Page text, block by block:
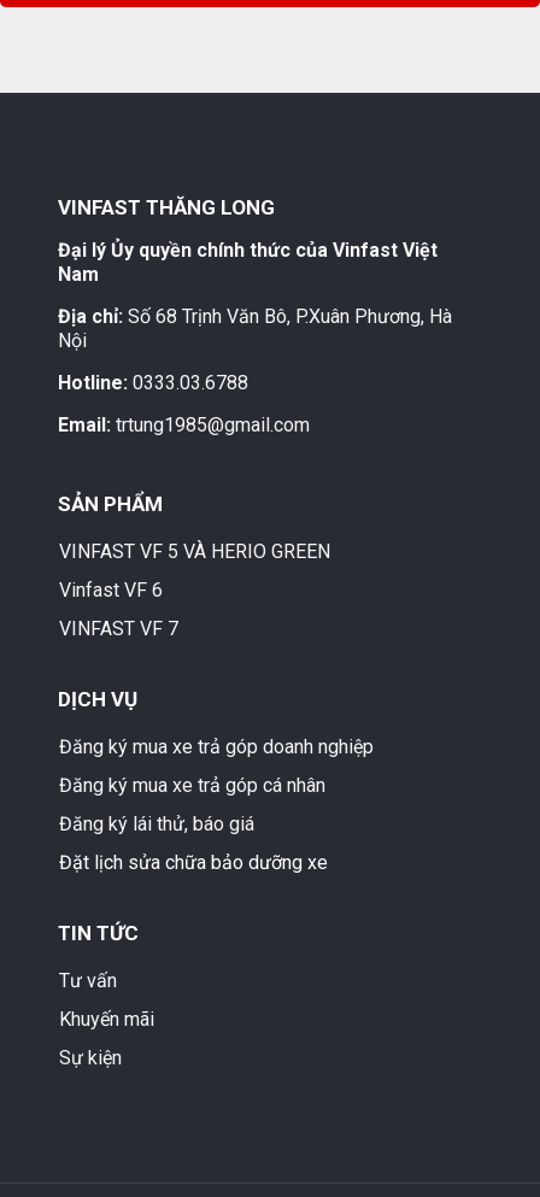
VINFAST THĂNG LONG
Đại lý Ủy quyền chính thức của Vinfast Việt
Nam
Địa chỉ: Số 68 Trịnh Văn Bô, P.Xuân Phương, Hà
Nội
Hotline: 0333.03.6788
Email: trtung1985@gmail.com
SẢN PHẨM
VINFAST VF 5 VÀ HERIO GREEN
Vinfast VF 6
VINFAST VF 7
DỊCH VỤ
Đăng ký mua xe trả góp doanh nghiệp
Đăng ký mua xe trả góp cá nhân
Đăng ký lái thử, báo giá
Đặt lịch sửa chữa bảo dưỡng xe
TIN TỨC
Tư vấn
Khuyến mãi
Sự kiện